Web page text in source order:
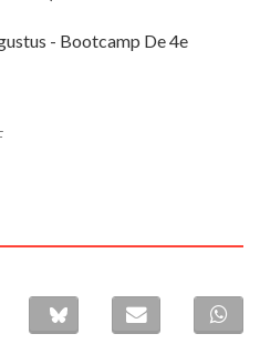
- Bootcamp De 4e